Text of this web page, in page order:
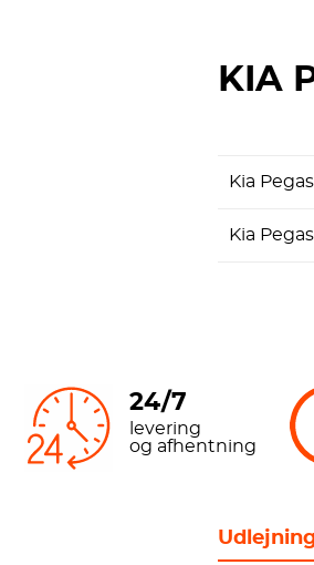
KIA
Kia
Kia
24/7
levering
og afhentning